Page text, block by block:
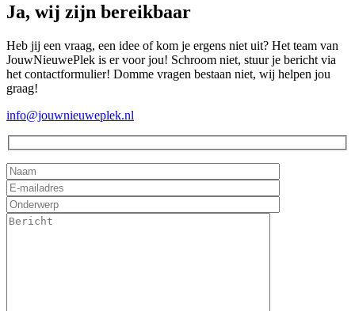
Ja, wij zijn bereikbaar
Heb jij een vraag, een idee of kom je ergens niet uit? Het team van
JouwNieuwePlek is er voor jou! Schroom niet, stuur je bericht via
het contactformulier! Domme vragen bestaan niet, wij helpen jou
graag!
info@jouwnieuweplek.nl